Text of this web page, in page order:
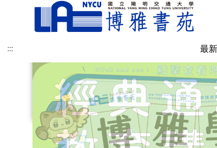
::: 最
博雅訊息
書苑介紹 書苑成員
社群與永續教育中心
跨域社群
人文科學中心
博雅專欄 提問與建議
修課規定 學習地圖
博雅跨域社群 課程時間表
表單規章
聯絡我們-地圖 聯絡我們-意見回饋
經
講
座
博
學
分